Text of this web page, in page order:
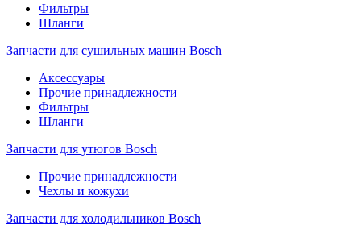
Фильтры
Шланги
Запчасти для сушильных машин Bosch
Аксессуары
Прочие принадлежности
Фильтры
Шланги
Запчасти для утюгов Bosch
Прочие принадлежности
Чехлы и кожухи
Запчасти для холодильников Bosch